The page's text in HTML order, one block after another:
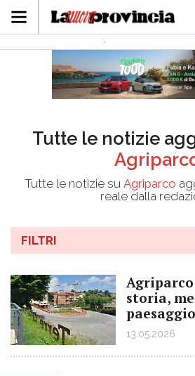
Tutte le notizie
Tutte le notizie su Agriparco
reale dalla
FILTRI
storia,
paesaggio
13.05.2026